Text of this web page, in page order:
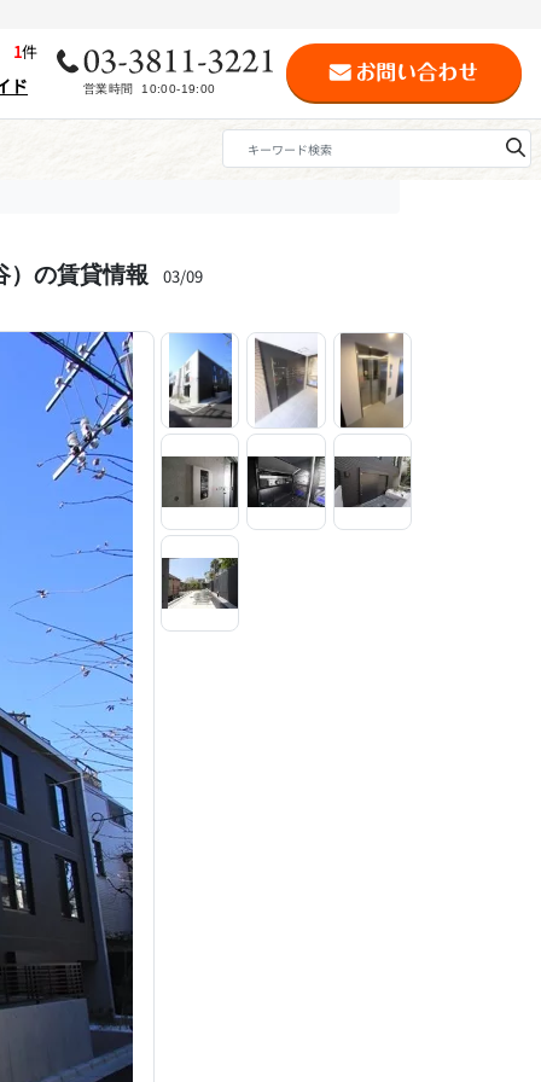
1件
ド
の賃貸情報 03/09